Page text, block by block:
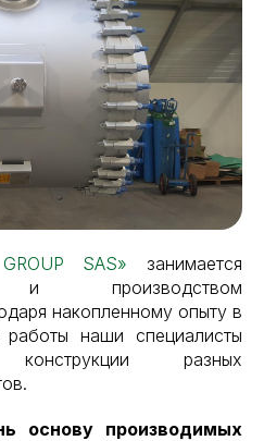
SAS»
занимается
и производством
накопленному опыту в
работы наши специалисты
конструкции разных
основу производимых